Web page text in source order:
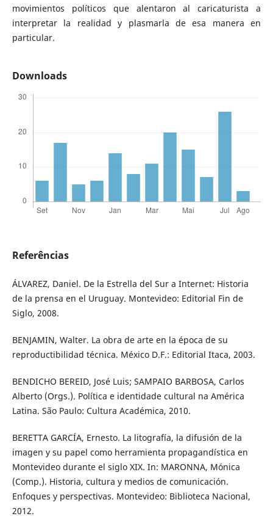
movimientos políticos que alentaron al caricaturista a
interpretar la realidad y plasmarla de esa manera en
particular.
Downloads
Referências
ÁLVAREZ, Daniel. De la Estrella del Sur a Internet: Historia
de la prensa en el Uruguay. Montevideo: Editorial Fin de
Siglo, 2008.
BENJAMIN, Walter. La obra de arte en la época de su
reproductibilidad técnica. México D.F.: Editorial Itaca, 2003.
BENDICHO BEREID, José Luis; SAMPAIO BARBOSA, Carlos
Alberto (Orgs.). Política e identidade cultural na América
Latina. São Paulo: Cultura Académica, 2010.
BERETTA GARCÍA, Ernesto. La litografía, la difusión de la
imagen y su papel como herramienta propagandística en
Montevideo durante el siglo XIX. In: MARONNA, Mónica
(Comp.). Historia, cultura y medios de comunicación.
Enfoques y perspectivas. Montevideo: Biblioteca Nacional,
2012.